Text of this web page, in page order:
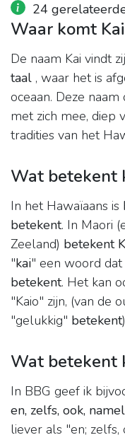
24
Waar komt
De naam Kai vindt
taal , waar het is
oceaan. Deze
met zich mee, diep
tradities van het
Wat betekent
In het Hawaïaans is
betekent. In Maori
Zeeland) betekent
"kai" een woord
betekent. Het kan
"Kaio" zijn, (van de
"gelukkig" betekent
Wat betekent
In BBG geef ik
en, zelfs, ook,
liever als "en;